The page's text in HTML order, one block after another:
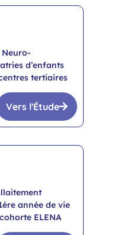
Neuro-
d’enfants
tertiaires
Vers l'Étude
année de vie
ELENA